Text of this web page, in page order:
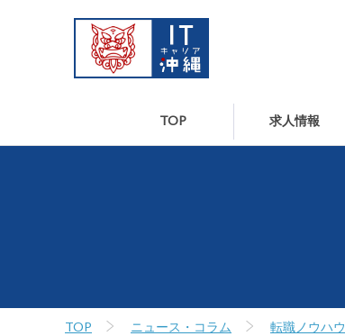
TOP 求人情報
TOP ニュース・コラム 転職ノウハウ